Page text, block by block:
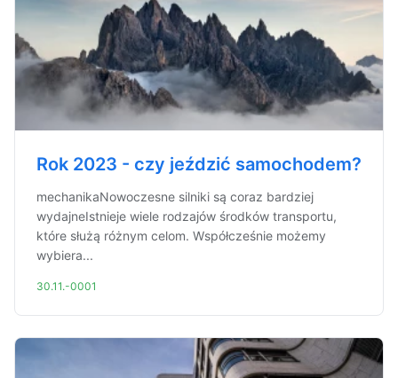
Rok 2023 - czy jeździć samochodem?
mechanikaNowoczesne silniki są coraz bardziej
wydajneIstnieje wiele rodzajów środków transportu,
które służą różnym celom. Współcześnie możemy
wybiera...
30.11.-0001